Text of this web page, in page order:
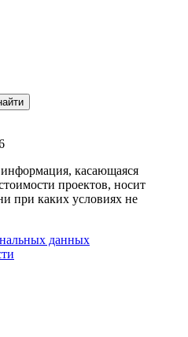
информация, касающаяся
проектов, носит
при каких условиях не
данных